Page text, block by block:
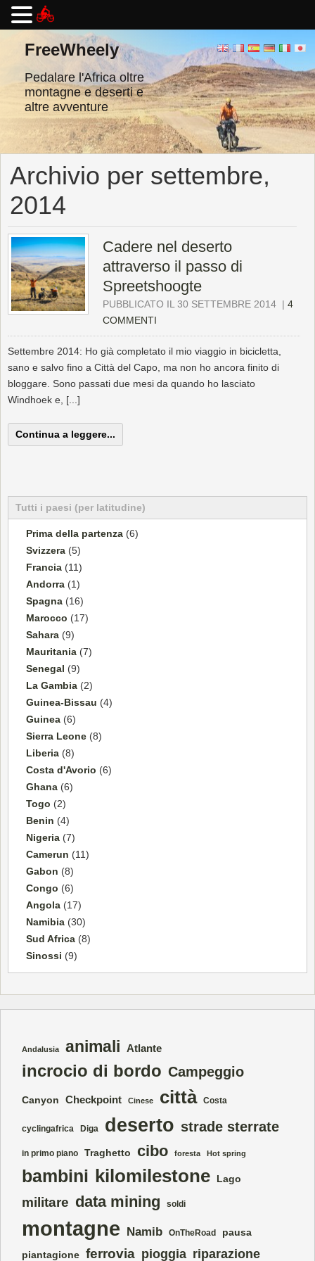
contenutoFreeWheely
Pedalare l'Africa oltre
montagne e deserti e
altre avventure
Archivio per settembre,
2014
Cadere nel deserto
attraverso il passo di
Spreetshoogte
PUBBLICATO IL 30 SETTEMBRE 2014 | 4
COMMENTI
Settembre 2014: Ho già completato il mio viaggio in bicicletta,
sano e salvo fino a Città del Capo, ma non ho ancora finito di
bloggare. Sono passati due mesi da quando ho lasciato
Windhoek e, [...]
Continua a leggere...
Tutti i paesi (per latitudine)
Prima della partenza (6)
Svizzera (5)
Francia (11)
Andorra (1)
Spagna (16)
Marocco (17)
Sahara (9)
Mauritania (7)
Senegal (9)
La Gambia (2)
Guinea-Bissau (4)
Guinea (6)
Sierra Leone (8)
Liberia (8)
Costa d'Avorio (6)
Ghana (6)
Togo (2)
Benin (4)
Nigeria (7)
Camerun (11)
Gabon (8)
Congo (6)
Angola (17)
Namibia (30)
Sud Africa (8)
Sinossi (9)
Andalusia animali Atlante
incrocio di bordo Campeggio
Canyon Checkpoint Cinese città Costa
cyclingafrica Diga deserto strade sterrate
in primo piano Traghetto cibo foresta Hot spring
bambini kilomilestone Lago
militare data mining soldi
montagne Namib OnTheRoad pausa
piantagione ferrovia pioggia riparazione